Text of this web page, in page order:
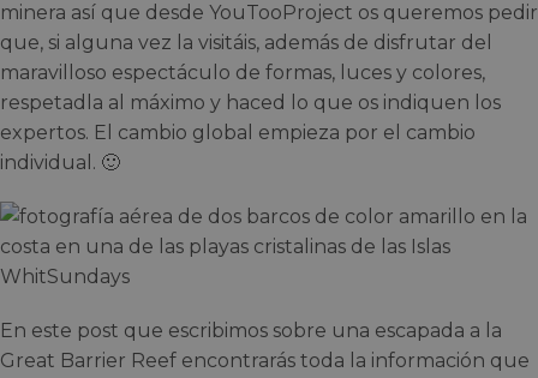
minera así que desde YouTooProject os queremos pedir
que, si alguna vez la visitáis, además de disfrutar del
maravilloso espectáculo de formas, luces y colores,
respetadla al máximo y haced lo que os indiquen los
expertos. El cambio global empieza por el cambio
individual. 🙂
En este post que escribimos sobre una escapada a la
Great Barrier Reef encontrarás toda la información que